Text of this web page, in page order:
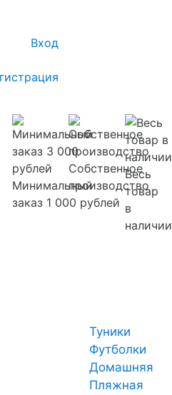
Вход
Минимальный
заказ 1 000 рублей
Собственное
производство
Весь
товар
в
наличии
Туники
Футболки
Домашняя
Пляжная